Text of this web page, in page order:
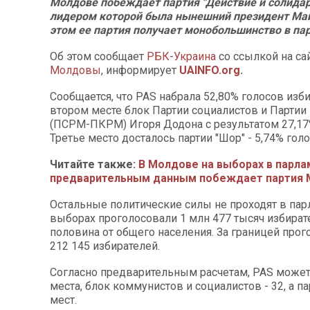
лидером которой была нынешний президент
этом ее партия получает монобольшинство в
Об этом сообщает РБК-Украина со ссылкой на
Молдовы, информирует UAINFO.org.
Сообщается, что PAS набрала 52,80% голосов
втором месте блок Партии социалистов и
(ПСРМ-ПКРМ) Игоря Додона с результатом
Третье место досталось партии "Шор" - 5,74%
Читайте также: В Молдове на выборах в
предварительным данным побеждает партия
Остальные политические силы не проходят в
выборах проголосовали 1 млн 477 тысяч
половина от общего населения. За границей
212 145 избирателей.
Согласно предварительным расчетам, PAS
места, блок коммунистов и социалистов - 32, а
мест.